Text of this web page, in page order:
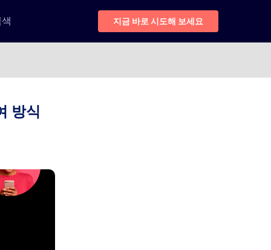
지금 바로 시도해 보세요
방식